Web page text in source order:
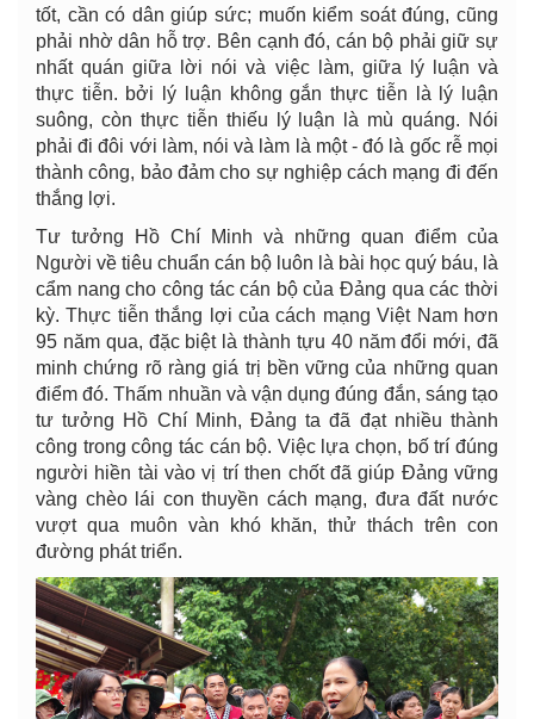
tốt, cần có dân giúp sức; muốn kiểm soát đúng, cũng
phải nhờ dân hỗ trợ. Bên cạnh đó, cán bộ phải giữ sự
nhất quán giữa lời nói và việc làm, giữa lý luận và
thực tiễn. bởi lý luận không gắn thực tiễn là lý luận
suông, còn thực tiễn thiếu lý luận là mù quáng. Nói
phải đi đôi với làm, nói và làm là một - đó là gốc rễ mọi
thành công, bảo đảm cho sự nghiệp cách mạng đi đến
thắng lợi.
Tư tưởng Hồ Chí Minh và những quan điểm của
Người về tiêu chuẩn cán bộ luôn là bài học quý báu, là
cẩm nang cho công tác cán bộ của Đảng qua các thời
kỳ. Thực tiễn thắng lợi của cách mạng Việt Nam hơn
95 năm qua, đặc biệt là thành tựu 40 năm đổi mới, đã
minh chứng rõ ràng giá trị bền vững của những quan
điểm đó. Thấm nhuần và vận dụng đúng đắn, sáng tạo
tư tưởng Hồ Chí Minh, Đảng ta đã đạt nhiều thành
công trong công tác cán bộ. Việc lựa chọn, bố trí đúng
người hiền tài vào vị trí then chốt đã giúp Đảng vững
vàng chèo lái con thuyền cách mạng, đưa đất nước
vượt qua muôn vàn khó khăn, thử thách trên con
đường phát triển.